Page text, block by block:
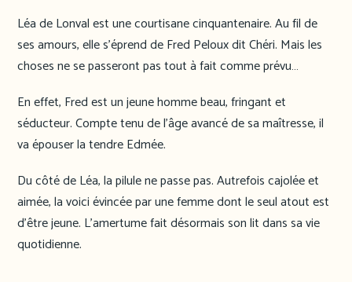
Léa de Lonval est une courtisane cinquantenaire. Au fil de
ses amours, elle s’éprend de Fred Peloux dit Chéri. Mais les
choses ne se passeront pas tout à fait comme prévu…
En effet, Fred est un jeune homme beau, fringant et
séducteur. Compte tenu de l’âge avancé de sa maîtresse, il
va épouser la tendre Edmée.
Du côté de Léa, la pilule ne passe pas. Autrefois cajolée et
aimée, la voici évincée par une femme dont le seul atout est
d’être jeune. L’amertume fait désormais son lit dans sa vie
quotidienne.